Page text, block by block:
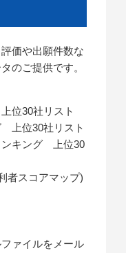
価や出願件数な
のご提供です。
30社リスト
位30社リスト
キング 上位30
スコアマップ)
ァイルをメール